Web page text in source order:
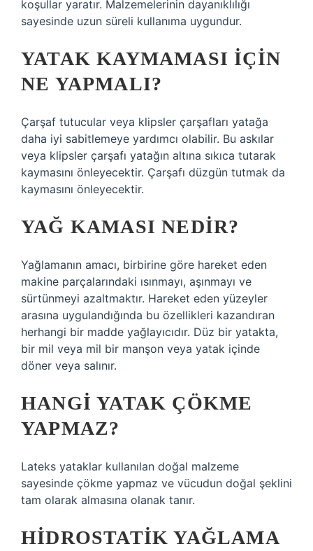
koşullar yaratır. Malzemelerinin dayanıklılığı
sayesinde uzun süreli kullanıma uygundur.
YATAK KAYMAMASI IÇIN
NE YAPMALI?
Çarşaf tutucular veya klipsler çarşafları yatağa
daha iyi sabitlemeye yardımcı olabilir. Bu askılar
veya klipsler çarşafı yatağın altına sıkıca tutarak
kaymasını önleyecektir. Çarşafı düzgün tutmak da
kaymasını önleyecektir.
YAĞ KAMASI NEDIR?
Yağlamanın amacı, birbirine göre hareket eden
makine parçalarındaki ısınmayı, aşınmayı ve
sürtünmeyi azaltmaktır. Hareket eden yüzeyler
arasına uygulandığında bu özellikleri kazandıran
herhangi bir madde yağlayıcıdır. Düz bir yatakta,
bir mil veya mil bir manşon veya yatak içinde
döner veya salınır.
HANGI YATAK ÇÖKME
YAPMAZ?
Lateks yataklar kullanılan doğal malzeme
sayesinde çökme yapmaz ve vücudun doğal şeklini
tam olarak almasına olanak tanır.
HIDROSTATIK YAĞLAMA